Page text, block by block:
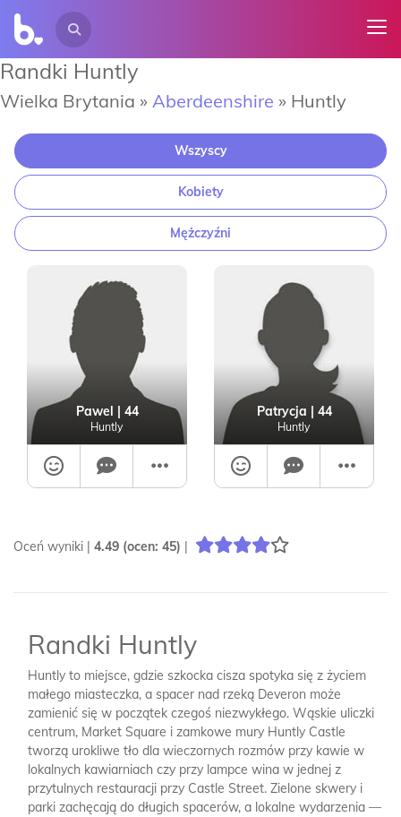
Randki Huntly
Wielka Brytania » Aberdeenshire » Huntly
Wszyscy
Kobiety
Mężczyźni
Pawel | 44
Huntly
Patrycja | 44
Huntly
Oceń wyniki | 4.49 (ocen: 45) |
Randki Huntly
Huntly to miejsce, gdzie szkocka cisza spotyka się z życiem
małego miasteczka, a spacer nad rzeką Deveron może
zamienić się w początek czegoś niezwykłego. Wąskie uliczki
centrum, Market Square i zamkowe mury Huntly Castle
tworzą urokliwe tło dla wieczornych rozmów przy kawie w
lokalnych kawiarniach czy przy lampce wina w jednej z
przytulnych restauracji przy Castle Street. Zielone skwery i
parki zachęcają do długich spacerów, a lokalne wydarzenia —